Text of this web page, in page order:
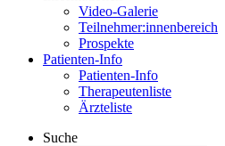
Video-Galerie
Teilnehmer:innenbereich
Prospekte
Patienten-Info
Patienten-Info
Therapeutenliste
Ärzteliste
Suche